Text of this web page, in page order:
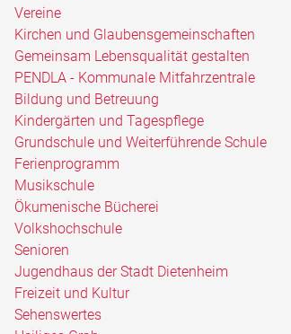
Vereine
Kirchen und Glaubensgemeinschaften
Gemeinsam Lebensqualität gestalten
PENDLA - Kommunale Mitfahrzentrale
Bildung und Betreuung
Kindergärten und Tagespflege
Grundschule und Weiterführende Schule
Ferienprogramm
Musikschule
Ökumenische Bücherei
Volkshochschule
Senioren
Jugendhaus der Stadt Dietenheim
Freizeit und Kultur
Sehenswertes